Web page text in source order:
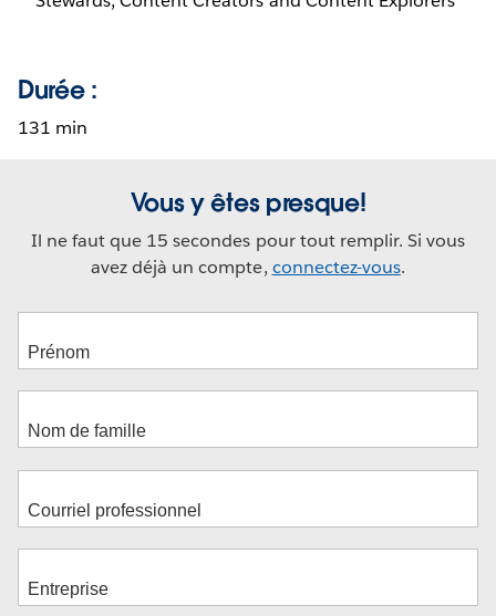
Durée :
131 min
Vous y êtes presque!
Il ne faut que 15 secondes pour tout remplir. Si vous
avez déjà un compte, connectez-vous.